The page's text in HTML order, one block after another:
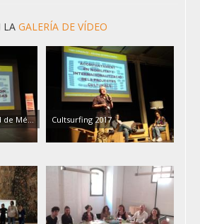
LA GALERÍA DE VÍDEO
de Mé... Cultsurfing 2017